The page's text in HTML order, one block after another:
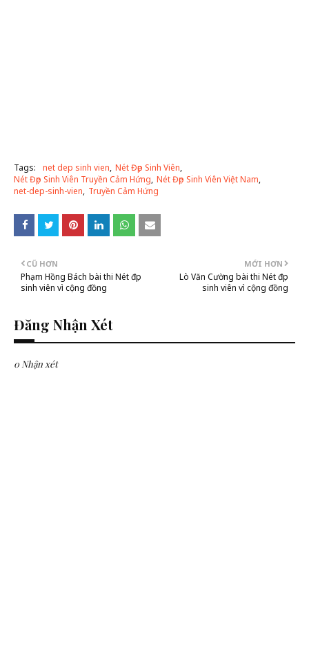
Tags: net dep sinh vien Nét Đẹp Sinh Viên
Nét Đẹp Sinh Viên Truyền Cảm Hứng Nét Đẹp Sinh Viên Việt Nam
net-dep-sinh-vien Truyền Cảm Hứng
MỚI HƠN
Lò Văn Cường bài thi Nét đẹp
sinh viên vì cộng đồng
CŨ HƠN
Phạm Hồng Bách bài thi Nét đẹp
sinh viên vì cộng đồng
Đăng Nhận Xét
0 Nhận xét